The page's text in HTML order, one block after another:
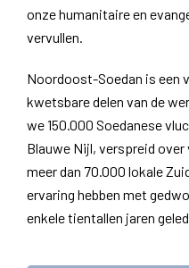
onze humanitaire en
vervullen.
Noordoost-Soedan is een
kwetsbare delen van de
we 150.000 Soedanese
Blauwe Nijl, verspreid
meer dan 70.000 lokale
ervaring hebben met
enkele tientallen jaren